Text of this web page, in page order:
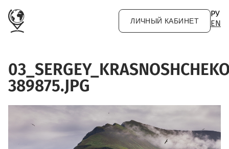
ЛИЧНЫЙ КАБИНЕТ
РУ
EN
389875.JPG